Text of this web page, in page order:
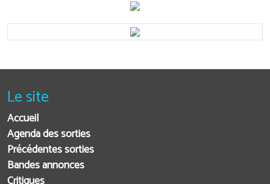
Le site
Accueil
Agenda des sorties
Précédentes sorties
Bandes annonces